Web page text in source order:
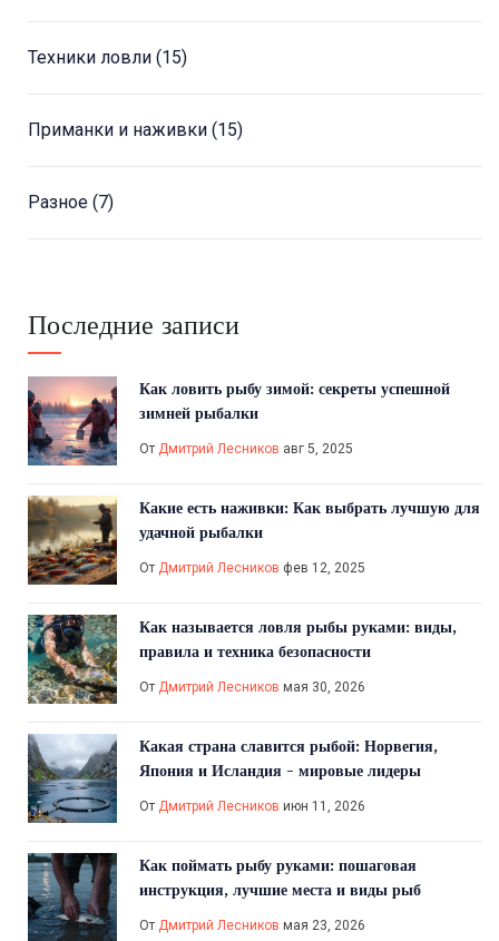
Техники ловли (15)
Приманки и наживки (15)
Разное (7)
Последние записи
Как ловить рыбу зимой: секреты успешной
зимней рыбалки
От Дмитрий Лесников авг 5, 2025
Какие есть наживки: Как выбрать лучшую для
удачной рыбалки
От Дмитрий Лесников фев 12, 2025
Как называется ловля рыбы руками: виды,
правила и техника безопасности
От Дмитрий Лесников мая 30, 2026
Какая страна славится рыбой: Норвегия,
Япония и Исландия - мировые лидеры
От Дмитрий Лесников июн 11, 2026
Как поймать рыбу руками: пошаговая
инструкция, лучшие места и виды рыб
От Дмитрий Лесников мая 23, 2026